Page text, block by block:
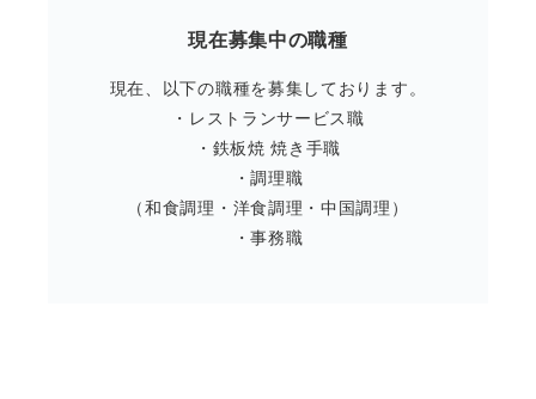
現在募集中の職種
現在、以下の職種を募集しております。
・レストランサービス職
・鉄板焼 焼き手職
・調理職
（和食調理・洋食調理・中国調理）
・事務職